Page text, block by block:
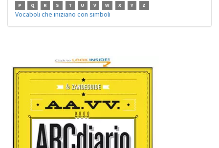
P
Q R S T U V W X Y Z
Vocaboli che iniziano con simboli